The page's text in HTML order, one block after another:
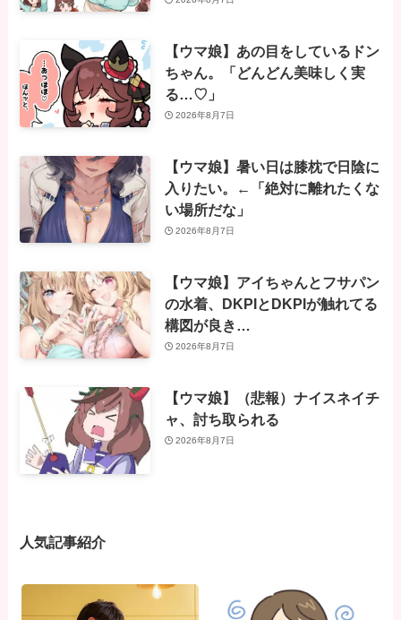
【ウマ娘】あの目をしているドン
ちゃん。「どんどん美味しく実
る…♡」
2026年8月7日
【ウマ娘】暑い日は膝枕で日陰に
入りたい。←「絶対に離れたくな
い場所だな」
2026年8月7日
【ウマ娘】アイちゃんとフサパン
の水着、DKPIとDKPIが触れてる
構図が良き…
2026年8月7日
【ウマ娘】（悲報）ナイスネイチ
ャ、討ち取られる
2026年8月7日
人気記事紹介